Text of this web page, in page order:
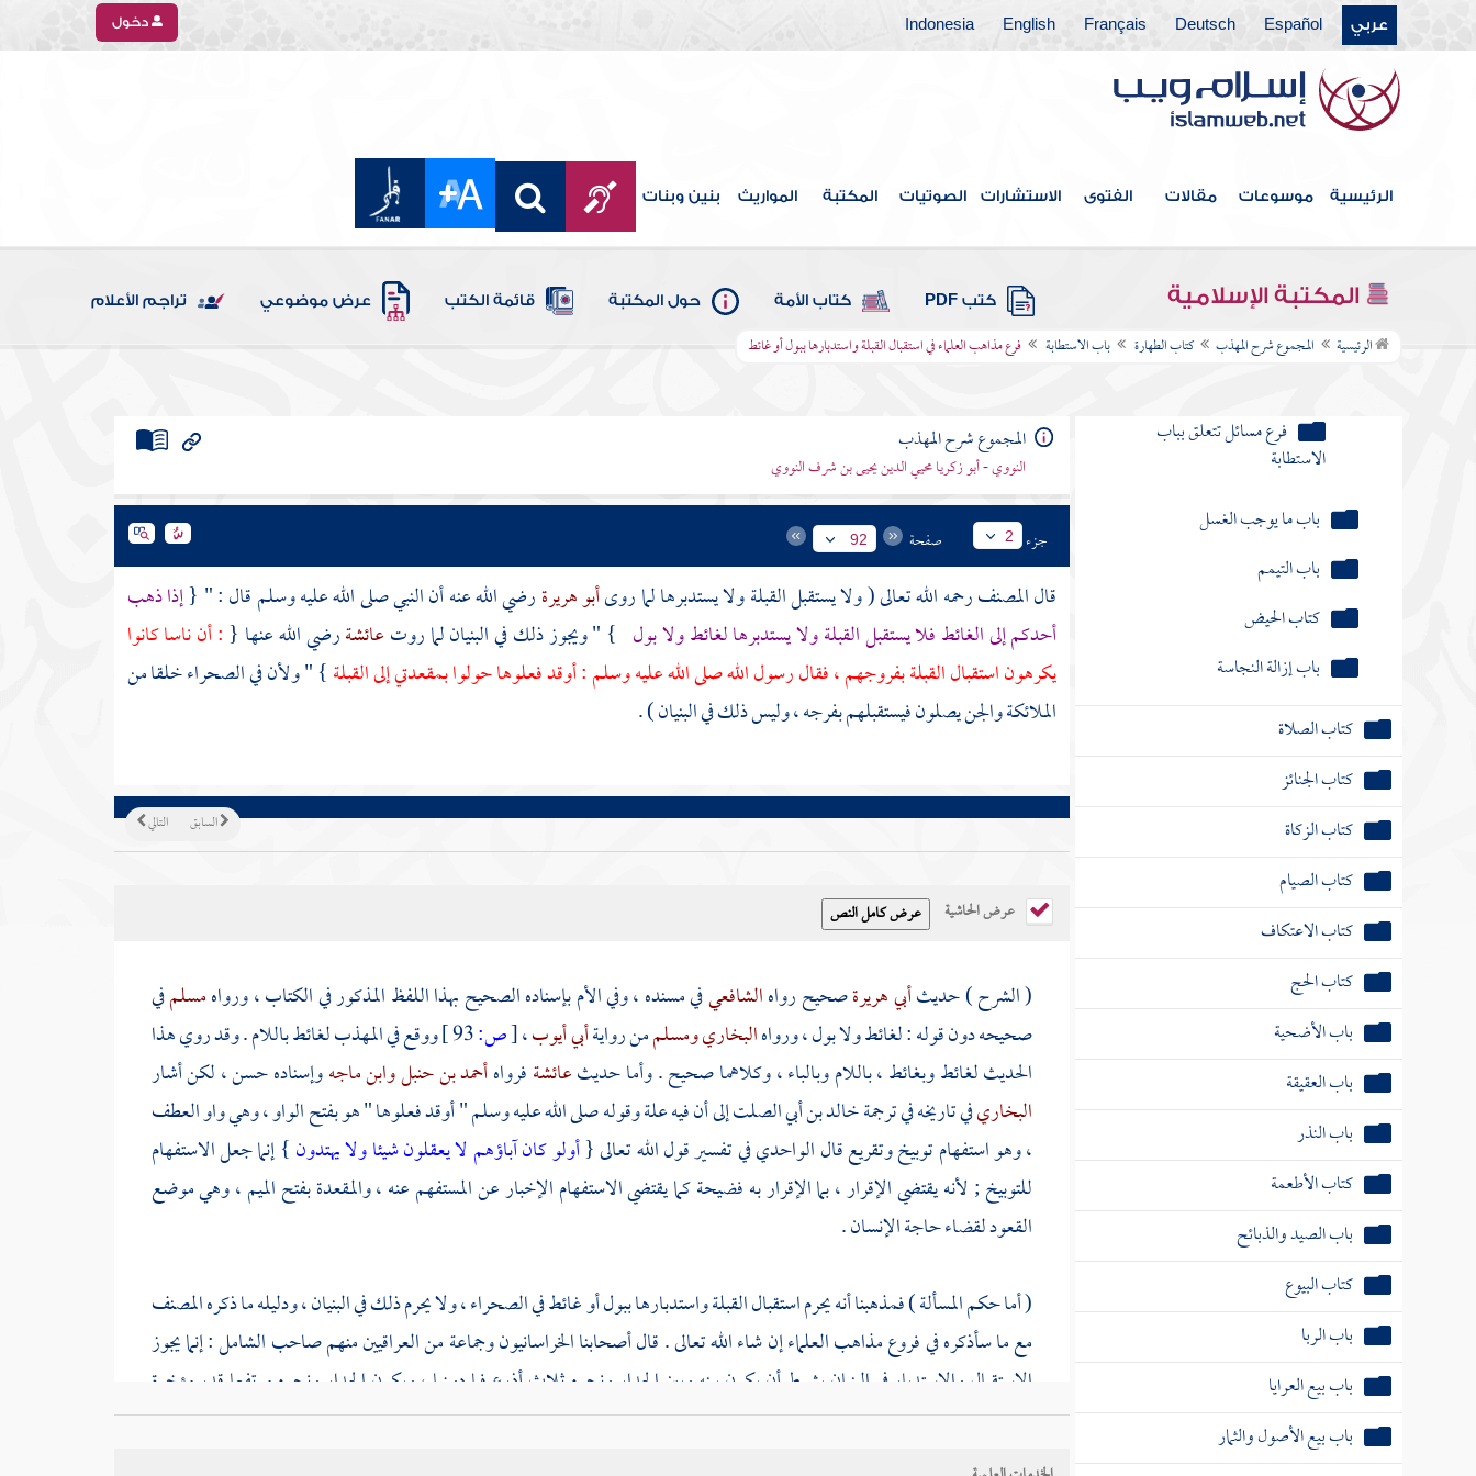
عربي Español
Deutsch
Français
English
Indonesia دخول
الرئيسية موسوعات مقالات الفتوى الاستشارات الصوتيات المكتبة المواريث بنين وبنات
المكتبة الإسلامية كتب PDF كتاب الأمة حول المكتبة قائمة الكتب عرض موضوعي تراجم الأعلام
الرئيسية المجموع شرح المهذب كتاب الطهارة باب الاستطابة فرع مذاهب العلماء في استقبال القبلة واستدبارها ببول أو غائط
الاستنجاء بمائع غير الماء
الاستنجاء بالعظم والخبز
فرع مسائل تتعلق بالاستنجاء
والودي والمذي وشبهها فهل يجزئه
فرع مسائل تتعلق بباب
الاستطابة
باب ما يوجب الغسل
باب التيمم
كتاب الحيض
باب إزالة النجاسة
كتاب الصلاة
كتاب الجنائز
كتاب الزكاة
كتاب الصيام
كتاب الاعتكاف
كتاب الحج
باب الأضحية
باب العقيقة
باب النذر
كتاب الأطعمة
باب الصيد والذبائح
كتاب البيوع
باب الربا
باب بيع العرايا
باب بيع الأصول والثمار
المجموع شرح المهذب
النووي - أبو زكريا محيي الدين يحيى بن شرف النووي
جزء 2 صفحة 92
قالالمصنفرحمه الله تعالى ( ولا يستقبل القبلة ولا يستدبرها لما روىأبو هريرةرضي الله عنه أن النبي صلى الله عليه وسلم قال : " {إذا ذهب
أحدكم إلى الغائط فلا يستقبل القبلة ولا يستدبرها لغائط ولا بول } " ويجوز ذلك في البنيان لما روتعائشةرضي الله عنها {: أن ناسا كانوا
يكرهون استقبال القبلة بفروجهم ، فقال رسول الله صلى الله عليه وسلم : أوقد فعلوها حولوا بمقعدتي إلى القبلة} " ولأن في الصحراء خلقا من
الملائكة والجن يصلون فيستقبلهم بفرجه ، وليس ذلك في البنيان ) .
التالي السابق
عرض الحاشية
( الشرح ) حديثأبي هريرةصحيح رواهالشافعيفي مسنده ، وفي الأم بإسناده الصحيح بهذا اللفظ المذكور في الكتاب ، ورواهمسلمفي
صحيحه دون قوله : لغائط ولا بول ، ورواهالبخاريومسلممن روايةأبي أيوب،[ص:
ووقع في المهذب لغائط باللام . وقد روي هذا
الحديث لغائط وبغائط ، باللام وبالباء ، وكلاهما صحيح . وأما حديثعائشةفرواهأحمد بن حنبلوابن ماجهوإسناده حسن ، لكن أشار
البخاريفي تاريخه في ترجمةخالد بن أبي الصلتإلى أن فيه علة وقوله صلى الله عليه وسلم " أوقد فعلوها " هو بفتح الواو ، وهي واو العطف
، وهو استفهام توبيخ وتقريع قالالواحديفي تفسير قول الله تعالى {أولو كان آباؤهم لا يعقلون شيئا ولا يهتدون} إنما جعل الاستفهام
للتوبيخ ; لأنه يقتضي الإقرار ، بما الإقرار به فضيحة كما يقتضي الاستفهام الإخبار عن المستفهم عنه ، والمقعدة بفتح الميم ، وهي موضع
القعود لقضاء حاجة الإنسان .
( أما حكم المسألة ) فمذهبنا أنه يحرم استقبال القبلة واستدبارها ببول أو غائط في الصحراء ، ولا يحرم ذلك في البنيان ، ودليله ما ذكرهالمصنف
مع ما سأذكره في فروع مذاهب العلماء إن شاء الله تعالى . قال أصحابنا الخراسانيون وجماعة من العراقيين منهم صاحب الشامل : إنما يجوز
الاستقبال والاستدبار في البنيان بشرط أن يكون بينه وبين الجدار ونحوه ثلاث أذرع فما دونها ، ويكون الجدار ونحوه مرتفعا قدر مؤخرة
الرحل ، فإن زاد ما بينهما على ثلاث أذرع أو قصر الحائل عن مؤخرة الرحل فهو حرام ، إلا إذا كان في بيت بني لذلك فلا حرج فيه . قالوا : ولو
كان في الصحراء وتستر بشيء على ما ذكرناه من الشرطين زال التحريم ، فالاعتبار بالساتر وعدمه . فحيث وجد الساتر بالشرطين حل في البناء